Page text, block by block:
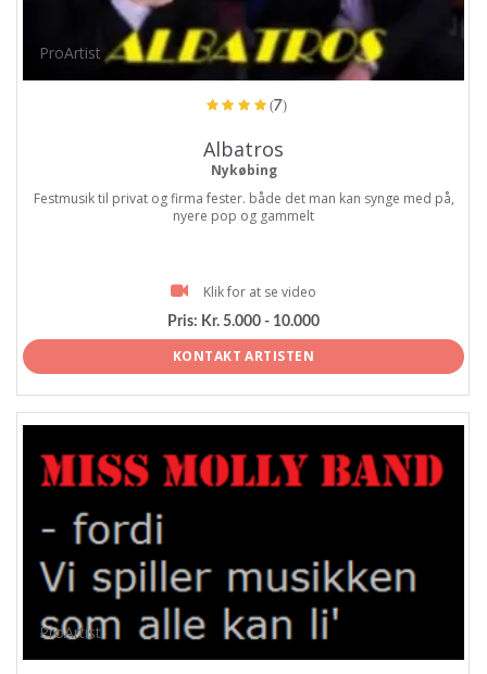
ProArtist
(7)
Albatros
Nykøbing
Festmusik til privat og firma fester. både det man kan synge med på,
nyere pop og gammelt
Klik for at se video
Pris: Kr. 5.000 - 10.000
KONTAKT ARTISTEN
ProArtist